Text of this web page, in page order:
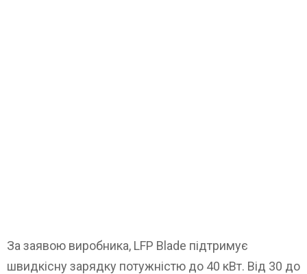
За заявою виробника, LFP Blade підтримує
швидкісну зарядку потужністю до 40 кВт. Від 30 до